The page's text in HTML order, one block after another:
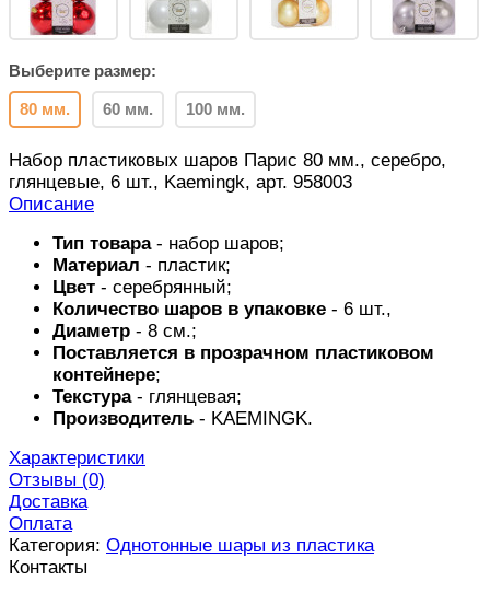
Выберите размер:
80 мм. 60 мм. 100 мм.
Набор пластиковых шаров Парис 80 мм., серебро,
глянцевые, 6 шт., Kaemingk, арт. 958003
Описание
Тип товара- набор шаров;
Материал - пластик;
Цвет - серебрянный;
Количество шаров в упаковке - 6 шт.,
Диаметр - 8 см.;
Поставляется в прозрачном пластиковом
контейнере;
Текстура- глянцевая;
Производитель - KAEMINGK.
Характеристики
Отзывы (0)
Доставка
Оплата
Категория: Однотонные шары из пластика
Контакты